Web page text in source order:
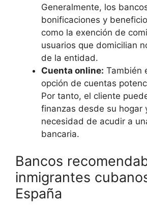
Generalmente, los
bonificaciones y
como la exención de
usuarios que domicilian
de la entidad.
Cuenta online: También
opción de cuentas
Por tanto, el cliente
finanzas desde su hogar
necesidad de acudir a
bancaria.
Bancos
inmigrantes
España